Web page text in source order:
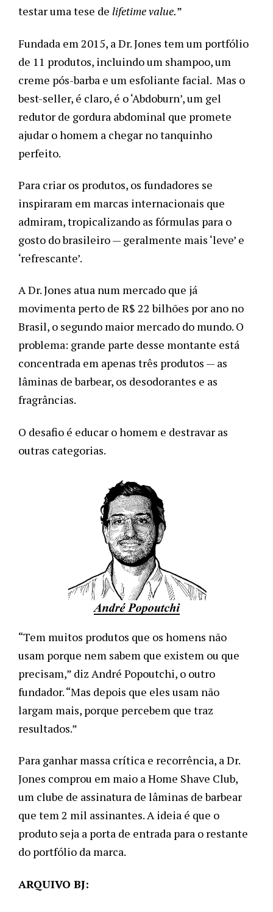
testar uma tese de lifetime value.”
Fundada em 2015, a Dr. Jones tem um portfólio
de 11 produtos, incluindo um shampoo, um
creme pós-barba e um esfoliante facial. Mas o
best-seller, é claro, é o ‘Abdoburn’, um gel
redutor de gordura abdominal que promete
ajudar o homem a chegar no tanquinho
perfeito.
Para criar os produtos, os fundadores se
inspiraram em marcas internacionais que
admiram, tropicalizando as fórmulas para o
gosto do brasileiro — geralmente mais ‘leve’ e
‘refrescante’.
A Dr. Jones atua num mercado que já
movimenta perto de R$ 22 bilhões por ano no
Brasil, o segundo maior mercado do mundo. O
problema: grande parte desse montante está
concentrada em apenas três produtos — as
lâminas de barbear, os desodorantes e as
fragrâncias.
O desafio é educar o homem e destravar as
outras categorias.
“Tem muitos produtos que os homens não
usam porque nem sabem que existem ou que
precisam,” diz André Popoutchi, o outro
fundador. “Mas depois que eles usam não
largam mais, porque percebem que traz
resultados.”
Para ganhar massa crítica e recorrência, a Dr.
Jones comprou em maio a Home Shave Club,
um clube de assinatura de lâminas de barbear
que tem 2 mil assinantes. A ideia é que o
produto seja a porta de entrada para o restante
do portfólio da marca.
ARQUIVO BJ: